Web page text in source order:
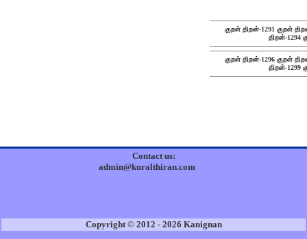
குறள் திறன்-1291 குறள்
திறன்-1294
குறள் திறன்-1296 குறள்
திறன்-1299
Contact us:
admin@kuralthiran.com
Copyright © 2012 - 2026 Kanignan